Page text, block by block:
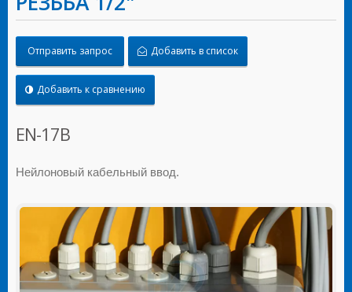
Отправить запрос Добавить в список
Добавить к сравнению
EN-17B
Нейлоновый кабельный ввод.